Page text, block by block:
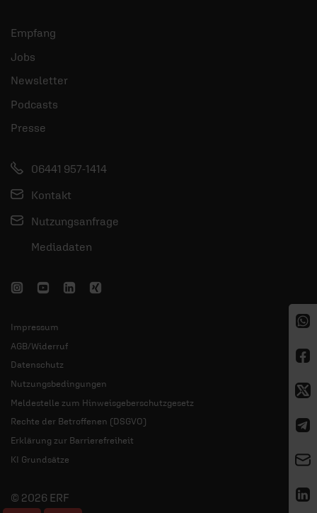
Empfang
Jobs
Newsletter
Podcasts
Presse
06441 957-1414
Kontakt
Nutzungsanfrage
Mediadaten
Impressum
AGB/Widerruf
Datenschutz
Nutzungsbedingungen
Meldestelle zum Hinweisgeberschutzgesetz
Rechte der Betroffenen (DSGVO)
Erklärung zur Barrierefreiheit
KI Grundsätze
© 2026 ERF